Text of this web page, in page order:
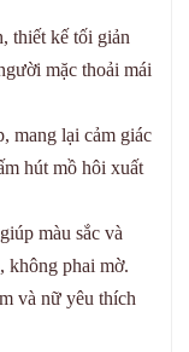
thiết kế tối giản
mặc thoải mái
mang lại cảm giác
hút mồ hôi xuất
màu sắc và
không phai mờ.
và nữ yêu thích